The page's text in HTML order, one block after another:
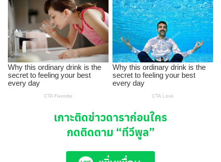
เกาะติดข่าวดาราก่อนใคร
กดติดตาม “ทีวีพูล”